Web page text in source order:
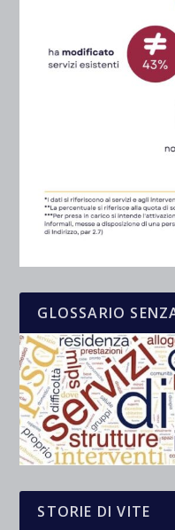
GLOSSARIO
STORIE DI VITE